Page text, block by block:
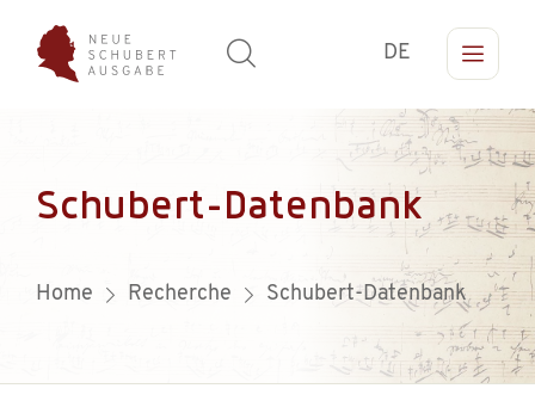
DE
Schubert-Datenbank
Home Recherche Schubert-Datenbank